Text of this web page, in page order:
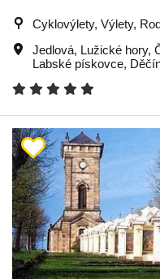
Cyklovýlety, Výlety,
Jedlová, Lužické hory,
Labské pískovce,